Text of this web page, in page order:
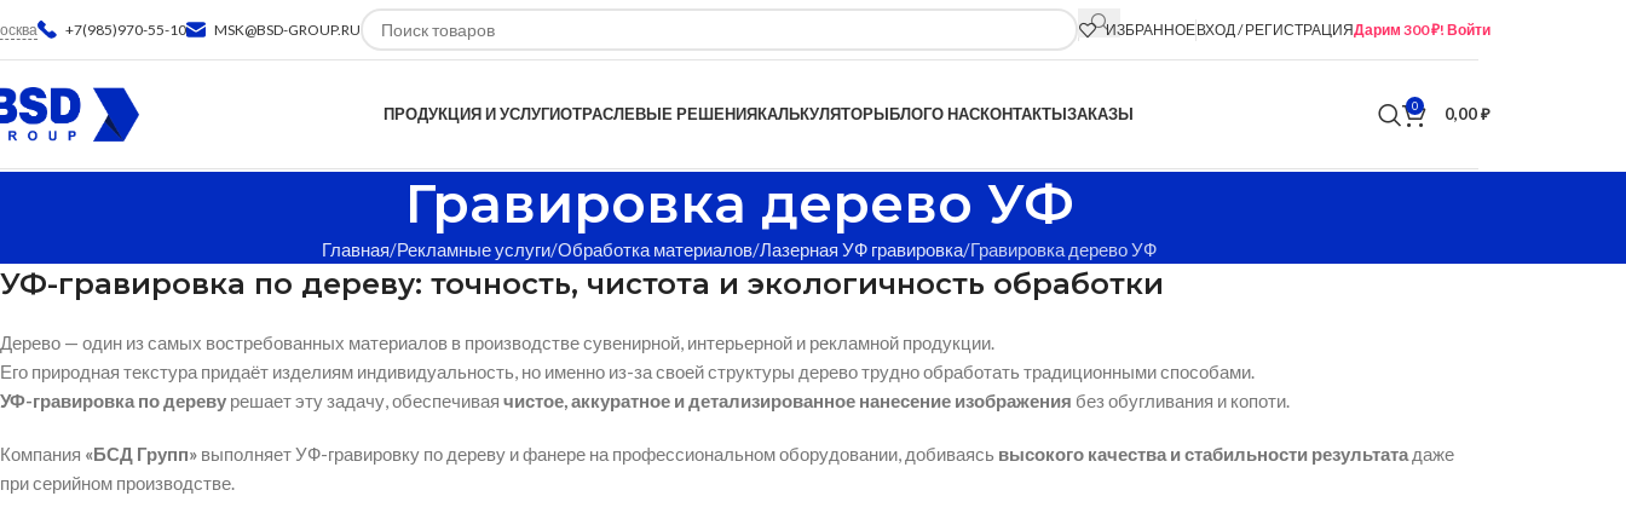
+7(985)970-55-10 MSK@BSD-GROUP.RU ИЗБРАННОЕВХОД / РЕГИСТРАЦИЯДарим 300 ₽! Войти
ПРОДУКЦИЯ И УСЛУГИОТРАСЛЕВЫЕ РЕШЕНИЯКАЛЬКУЛЯТОРЫБЛОГО НАСКОНТАКТЫЗАКАЗЫ 0 0,00₽
Гравировка дерево УФ
Главная Рекламные услуги Обработка материалов Лазерная УФ гравировка Гравировка дерево УФ
УФ-гравировка по дереву: точность, чистота и экологичность обработки
Дерево — один из самых востребованных материалов в производстве сувенирной, интерьерной и рекламной продукции.
Его природная текстура придаёт изделиям индивидуальность, но именно из-за своей структуры дерево трудно обработать традиционными способами.
УФ-гравировка по дереву решает эту задачу, обеспечивая чистое, аккуратное и детализированное нанесение изображения без обугливания и копоти.
Компания «БСД Групп» выполняет УФ-гравировку по дереву и фанере на профессиональном оборудовании, добиваясь высокого качества и стабильности результата даже
при серийном производстве.